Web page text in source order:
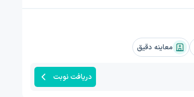
معاینه دقیق
دریافت نوبت